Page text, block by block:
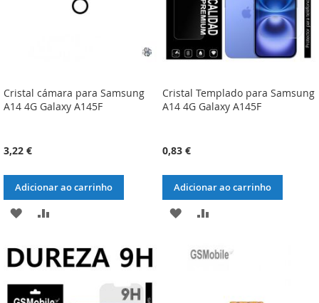
Cristal cámara para Samsung
A14 4G Galaxy A145F
3,22 €
Adicionar ao carrinho
ADICIONAR
LISTA
DE
COMPARAÇÃO
Cristal Templado para Samsung
A14 4G Galaxy A145F
0,83 €
Adicionar ao carrinho
ADICIONAR
LISTA
ADICIONAR
COMPARAÇÃO